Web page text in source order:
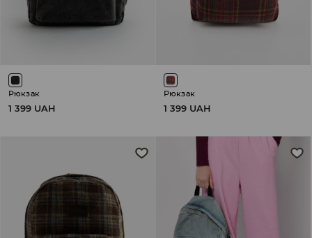
Рюкзак
1 399 UAH
Рюкзак
1 399 UAH